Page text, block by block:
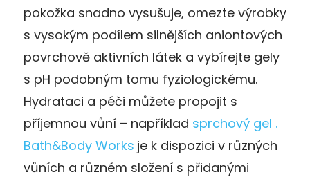
pokožka snadno vysušuje, omezte výrobky
s vysokým podílem silnějších aniontových
povrchově aktivních látek a vybírejte gely
s pH podobným tomu fyziologickému.
Hydrataci a péči můžete propojit s
příjemnou vůní – například sprchový gel .
Bath&Body Works je k dispozici v různých
vůních a různém složení s přidanými